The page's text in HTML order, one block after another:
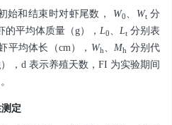
始和结束时对虾尾数， W0、 Wt分
平均体质量（g）， L0、 Lt 分别表
平均体长（cm）， Wh、Mh 分别代
，d 表示养殖天数，FI 为实验期间
定